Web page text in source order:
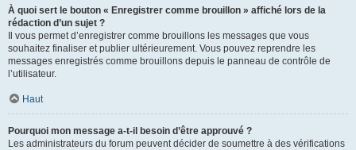
À quoi sert le bouton « Enregistrer comme brouillon » affiché lors de la
rédaction d’un sujet ?
Il vous permet d’enregistrer comme brouillons les messages que vous
souhaitez finaliser et publier ultérieurement. Vous pouvez reprendre les
messages enregistrés comme brouillons depuis le panneau de contrôle de
l’utilisateur.
Haut
Pourquoi mon message a-t-il besoin d’être approuvé ?
Les administrateurs du forum peuvent décider de soumettre à des vérifications